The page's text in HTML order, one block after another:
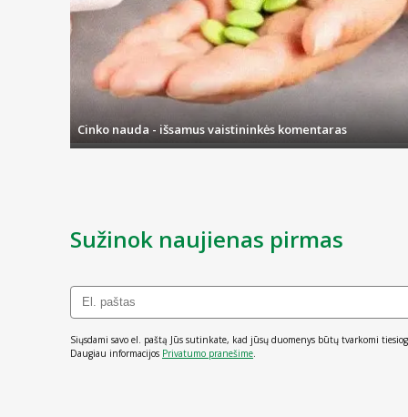
Čia taip pat rasite ir kosmetinės paskirties priemonių, kurios
Cinko nauda - išsamus vaistininkės komentaras
Sužinok naujienas pirmas
Siųsdami savo el. paštą Jūs sutinkate, kad jūsų duomenys būtų tvarkomi
Daugiau informacijos Privatumo pranešime